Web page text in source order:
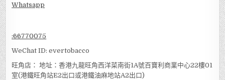
Whatsapp
WeChat ID: evertobacco